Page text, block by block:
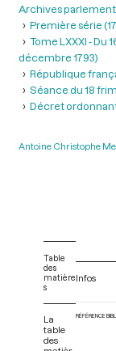
Archives
Première série
Tome LXXXI - Du
décembre 1793)
République
Séance du 18
Décret
Antoine Christophe
Table
des
matière
s
La
table
des
Infos
RÉFÉRENCE